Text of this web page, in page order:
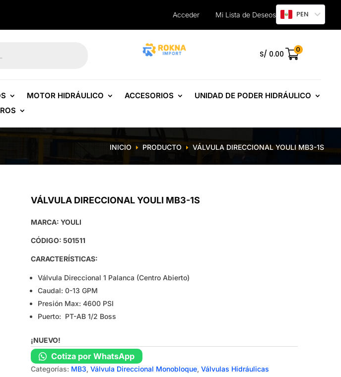
Acceder Mi Lista de Deseos PEN
S/ 0.00 0
MOTOR HIDRÁULICO ACCESORIOS
UNIDAD DE PODER HIDRÁULICO
INICIO E PRODUCTO E VÁLVULA DIRECCIONAL YOULI MB3-1S
VÁLVULA DIRECCIONAL YOULI MB3-1S
MARCA: YOULI
CÓDIGO: 501511
CARACTERÍSTICAS:
Válvula Direccional 1 Palanca (Centro Abierto)
Caudal: 0-13 GPM
Presión Max: 4600 PSI
Puerto: PT-AB 1/2 Boss
¡NUEVO!
Cotiza por WhatsApp
Categorías: MB3, Válvula Direccional Monobloque, Válvulas Hidráulicas